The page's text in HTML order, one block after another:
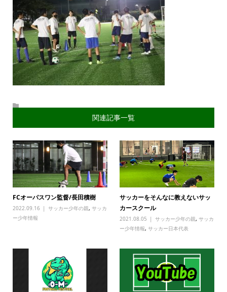
関連記事一覧
FCオーパスワン監督/長田積樹
2022.09.16 サッカー少年の親, サッカ
ー少年情報
サッカーをそんなに教えないサッ
カースクール
2021.08.05 サッカー少年の親,サッカ
ー少年情報,サッカー日本代表